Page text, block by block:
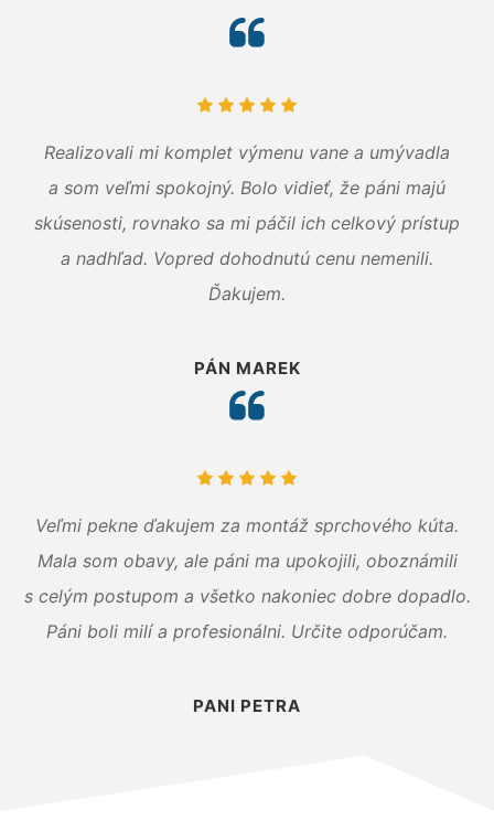
Realizovali mi komplet výmenu vane a umývadla
a som veľmi spokojný. Bolo vidieť, že páni majú
skúsenosti, rovnako sa mi páčil ich celkový prístup
a nadhľad. Vopred dohodnutú cenu nemenili.
Ďakujem.
PÁN MAREK
Veľmi pekne ďakujem za montáž sprchového kúta.
Mala som obavy, ale páni ma upokojili, oboznámili
s celým postupom a všetko nakoniec dobre dopadlo.
Páni boli milí a profesionálni. Určite odporúčam.
PANI PETRA